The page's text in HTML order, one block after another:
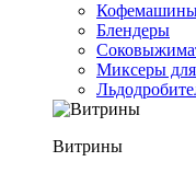
Блендеры
Миксеры для
Витрины